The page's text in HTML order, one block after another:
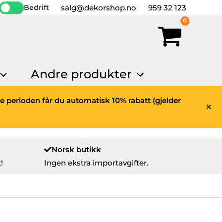
Bedrift salg@dekorshop.no 959 32 123
Andre produkter
×
perioden får du automatisk 10% rabatt (gjelder
Norsk butikk
Ingen ekstra importavgifter.